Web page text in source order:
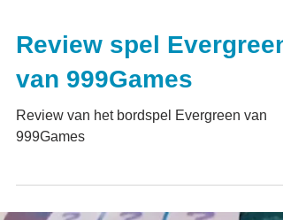
Review spel Evergreen
van 999Games
Review van het bordspel Evergreen van